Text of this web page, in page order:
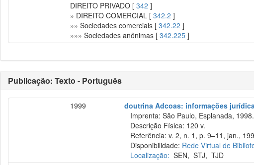
DIREITO PRIVADO [342 ]
» DIREITO COMERCIAL [342.2 ]
»» Sociedades comerciais [342.22 ]
»»» Sociedades anônimas [342.225 ]
Publicação: Texto - Português
1999
doutrina Adcoas: informações
Imprenta: São Paulo, Esplanada, 1998.
Descrição Física: 120 v.
Referência: v. 2, n. 1, p. 9–11, jan.,
Disponibilidade: Rede Virtual de
Localização: SEN,STJ,TJD